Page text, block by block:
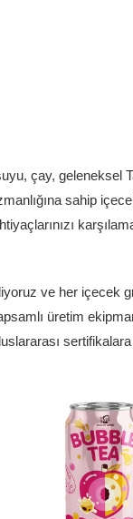
çay, geleneksel
sahip
ve her içecek
üretim
sertifikalara